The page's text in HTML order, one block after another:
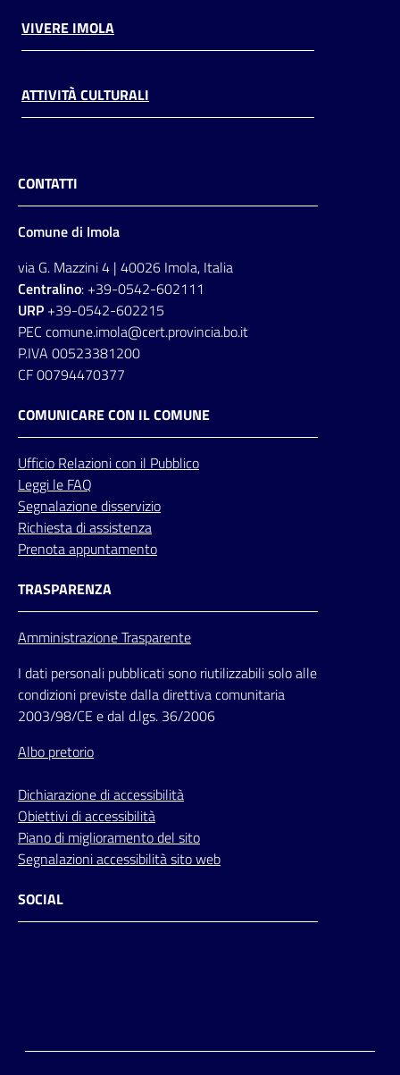
VIVERE IMOLA
ATTIVITÀ CULTURALI
CONTATTI
Comune di Imola
via G. Mazzini 4 | 40026 Imola, Italia
Centralino: +39-0542-602111
URP +39-0542-602215
PEC comune.imola@cert.provincia.bo.it
P.IVA 00523381200
CF 00794470377
COMUNICARE CON IL COMUNE
Ufficio Relazionicon il Pubblico
Leggi le FAQ
Segnalazione disservizio
Richiesta di assistenza
Prenota appuntamento
TRASPARENZA
Amministrazione Trasparente
I dati personali pubblicati sono riutilizzabili solo alle
condizioni previste dalla direttiva comunitaria
2003/98/CE e dal d.lgs. 36/2006
Albo pretorio
Dichiarazione di accessibilità
Obiettivi di accessibilità
Piano di miglioramento del sito
Segnalazioni accessibilità sito web
SOCIAL